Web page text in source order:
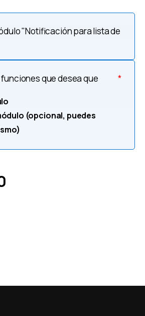
"Notificación para lista de
*
que desea que
(opcional, puedes